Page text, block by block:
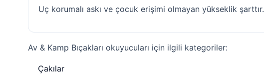
Uç korumalı askı ve çocuk erişimi olmayan yükseklik şarttır.
Av & Kamp Bıçakları okuyucuları için ilgili kategoriler:
Çakılar